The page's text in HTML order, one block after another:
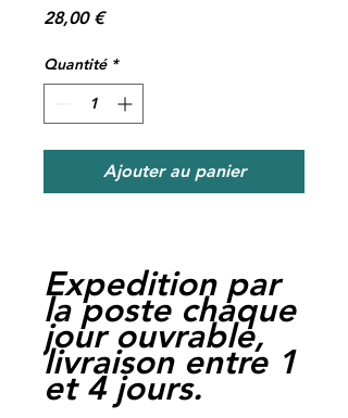
28,00 €Prix
Quantité *
Ajouter au panier
Expedition par
la poste chaque
jour ouvrable,
livraison entre 1
et 4 jours.